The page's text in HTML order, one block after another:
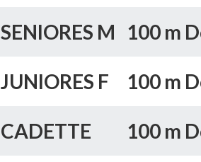
SENIORES M 100 m
JUNIORES F 100 m
CADETTE 100 m